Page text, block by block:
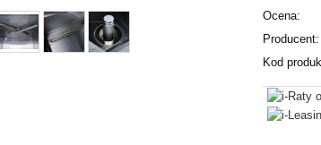
Ocena:
Producent:
Kod